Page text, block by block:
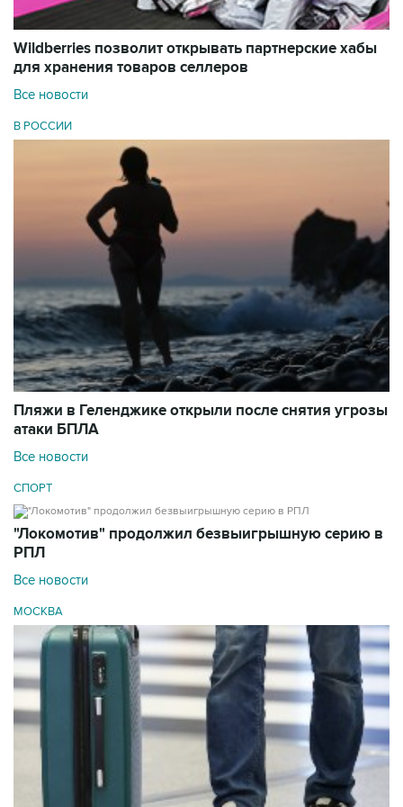
Wildberries позволит открывать партнерские хабы
для хранения товаров селлеров
Все новости
В РОССИИ
Пляжи в Геленджике открыли после снятия угрозы
атаки БПЛА
Все новости
СПОРТ
"Локомотив" продолжил безвыигрышную серию в
РПЛ
Все новости
МОСКВА